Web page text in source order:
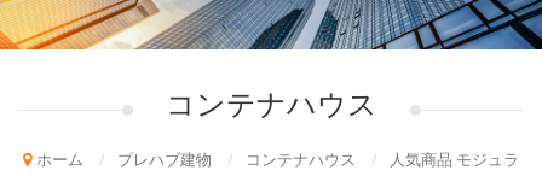
コンテナハウス
ホーム / プレハブ建物 / コンテナハウス /
人気商品 モジュラ